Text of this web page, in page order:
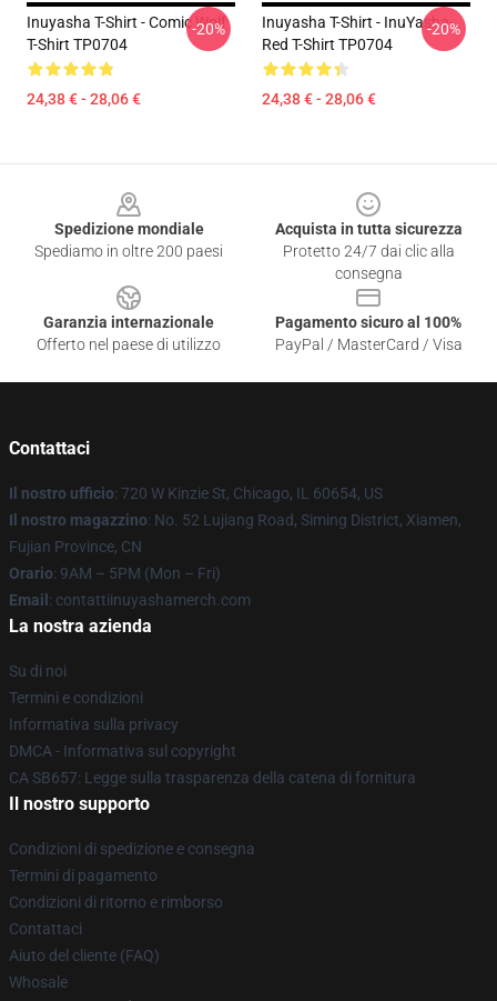
Inuyasha T-Shirt - Comic Wolf
T-Shirt TP0704
24,38 € - 28,06 €
-20%
Inuyasha T-Shirt - InuYasha-
Red T-Shirt TP0704
24,38 € - 28,06 €
-20%
Spedizione mondiale
Spediamo in oltre 200 paesi
Acquista in tutta sicurezza
Protetto 24/7 dai clic alla
consegna
Garanzia internazionale
Offerto nel paese di utilizzo
Pagamento sicuro al 100%
PayPal / MasterCard / Visa
Contattaci
Il nostro ufficio: 720 W Kinzie St, Chicago, IL 60654, US
Il nostro magazzino: No. 52 Lujiang Road, Siming District, Xiamen,
Fujian Province, CN
Orario: 9AM – 5PM (Mon – Fri)
Email : contattiinuyashamerch.com
La nostra azienda
Su di noi
Termini e condizioni
Informativa sulla privacy
DMCA - Informativa sul copyright
CA SB657: Legge sulla trasparenza della catena di fornitura
Il nostro supporto
Condizioni di spedizione e consegna
Termini di pagamento
Condizioni di ritorno e rimborso
Contattaci
Aiuto del cliente (FAQ)
Whosale